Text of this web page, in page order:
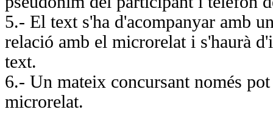
5.- El text s'ha d'acompanyar amb
relació amb el microrelat i s'haurà
text.
6.- Un mateix concursant només
microrelat.